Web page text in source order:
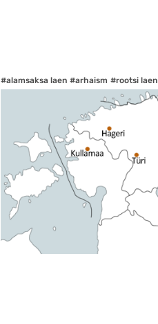
#alamsaksa laen #arhaism #rootsi laen